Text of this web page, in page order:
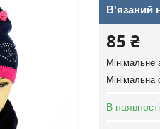
В'язаний
85 ₴
В наявності